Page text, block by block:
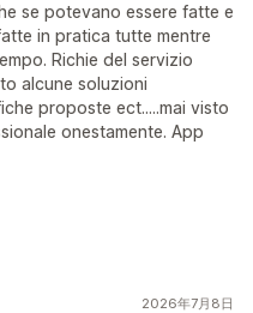
se potevano essere fatte e
in pratica tutte mentre
Richie del servizio
alcune soluzioni
proposte ect.....mai visto
onestamente. App
2026年7月8日